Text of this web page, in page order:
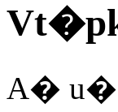
A� u�